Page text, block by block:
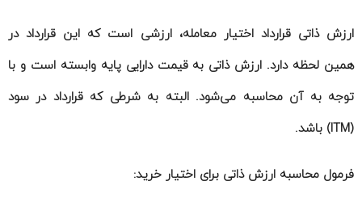
ارزش ذاتی قرارداد اختیار معامله، ارزشی است که این قرارداد در
همین لحظه دارد. ارزش ذاتی به قیمت دارایی پایه وابسته است و با
توجه به آن محاسبه می‌شود.البته به شرطی که قرارداد در سود
(ITM) باشد
.
فرمول محاسبه ارزش ذاتی برای اختیار خرید: